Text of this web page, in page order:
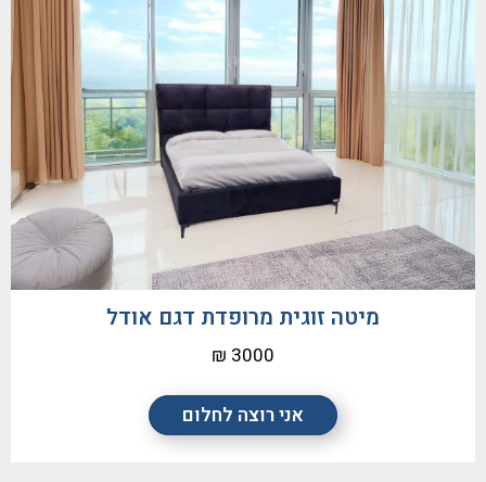
אני רוצה לחלום
מיטה זוגית מרופדת דגם אודל
3000 ₪